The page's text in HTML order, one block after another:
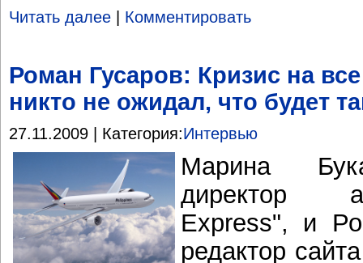
Читать далее Комментировать
Роман Гусаров: Кризис на
никто не ожидал, что будет
27.11.2009 | Категория:Интервью
Марина
директор
Express", и
редактор